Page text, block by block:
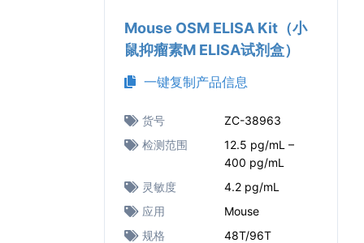
Mouse OSM ELISA Kit（小
鼠抑瘤素M ELISA试剂盒）
一键复制产品信息
货号
ZC-38963
检测范围
12.5 pg/mL –
400 pg/mL
灵敏度
4.2 pg/mL
应用
Mouse
规格
48T/96T